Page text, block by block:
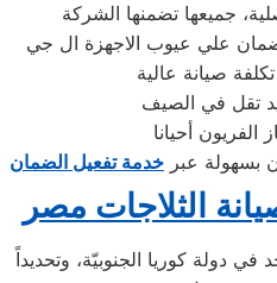
جميعها تضمنها الشركة
علي عيوب الاجهزة ال جي
بسهولة عبر خدمة تفعيل الضمان
الثلاجات مصر
كوريا الجنوبيّة، وتحديداً